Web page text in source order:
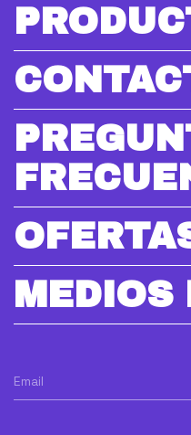
MEDIOS